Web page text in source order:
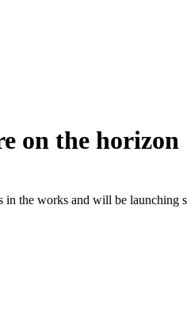
on the horizon
in the works and will be launching